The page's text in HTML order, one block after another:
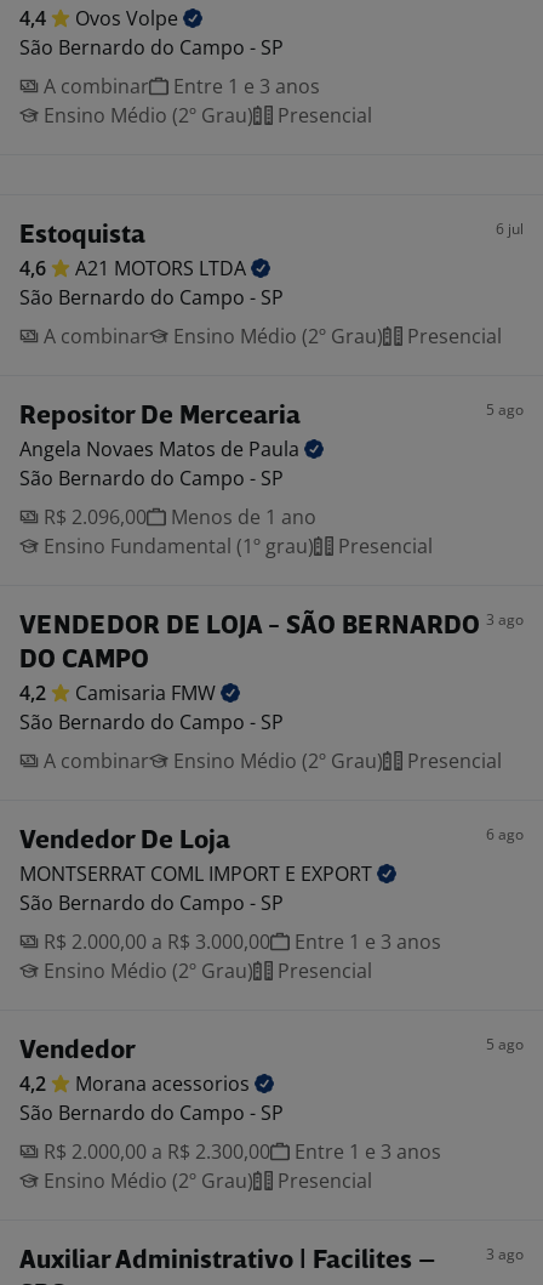
4,4 Ovos Volpe
São Bernardo do Campo - SP
A combinar
Entre 1 e 3 anos
Ensino Médio (2º Grau)
Presencial
Estoquista 6 jul
4,6 A21 MOTORS LTDA
São Bernardo do Campo - SP
A combinar
Ensino Médio (2º Grau) Presencial
Repositor De Mercearia 5 ago
Angela Novaes Matos de Paula
São Bernardo do Campo - SP
R$ 2.096,00
Menos de 1 ano
Ensino Fundamental (1º grau)
Presencial
VENDEDOR DE LOJA - SÃO BERNARDO
DO CAMPO
3 ago
4,2 Camisaria FMW
São Bernardo do Campo - SP
A combinar
Ensino Médio (2º Grau) Presencial
Vendedor De Loja 6 ago
MONTSERRAT COML IMPORT E EXPORT
São Bernardo do Campo - SP
R$ 2.000,00 a R$ 3.000,00
Entre 1 e 3 anos
Ensino Médio (2º Grau)
Presencial
Vendedor 5 ago
4,2 Morana acessorios
São Bernardo do Campo - SP
R$ 2.000,00 a R$ 2.300,00
Entre 1 e 3 anos
Ensino Médio (2º Grau)
Presencial
Auxiliar Administrativo | Facilites –
3 ago